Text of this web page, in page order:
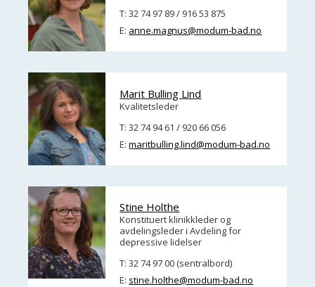
T: 32 74 97 89 / 916 53 875
E: anne.magnus@modum-bad.no
Marit Bulling Lind
Kvalitetsleder
T: 32 74 94 61 / 920 66 056
E:maritbulling.lind@modum-bad.no
Stine Holthe
Konstituert klinikkleder og
avdelingsleder i Avdeling for
depressive lidelser
T: 32 74 97 00 (sentralbord)
E: stine.holthe@modum-bad.no